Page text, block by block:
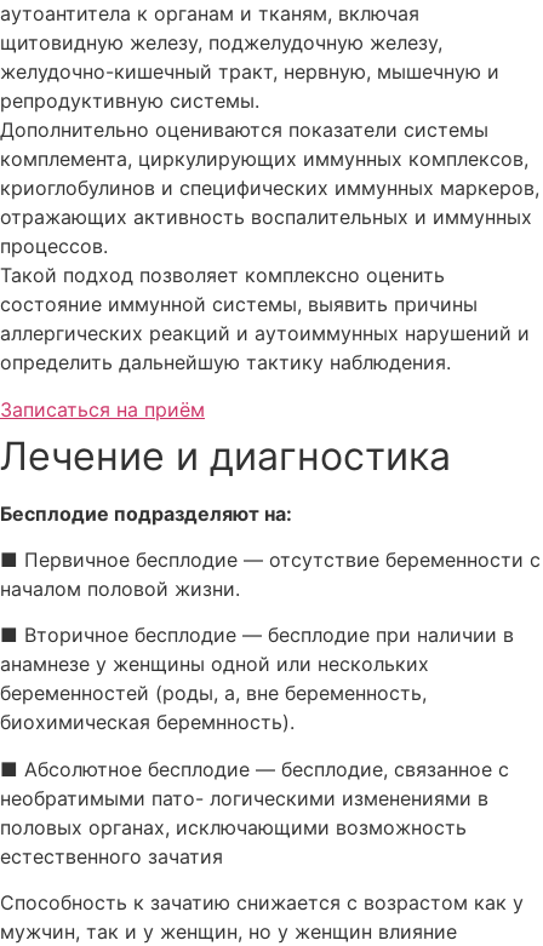
аутоантитела к органам и тканям, включая
щитовидную железу, поджелудочную железу,
желудочно-кишечный тракт, нервную, мышечную и
репродуктивную системы.
Дополнительно оцениваются показатели системы
комплемента, циркулирующих иммунных комплексов,
криоглобулинов и специфических иммунных маркеров,
отражающих активность воспалительных и иммунных
процессов.
Такой подход позволяет комплексно оценить
состояние иммунной системы, выявить причины
аллергических реакций и аутоиммунных нарушений и
определить дальнейшую тактику наблюдения.
Записаться на приём
Лечение и диагностика
Бесплодие подразделяют на:
■ Первичное бесплодие — отсутствие беременности с
началом половой жизни.
■ Вторичное бесплодие — бесплодие при наличии в
анамнезе у женщины одной или нескольких
беременностей (роды, а, вне беременность,
биохимическая беремнность).
■ Абсолютное бесплодие — бесплодие, связанное с
необратимыми пато- логическими изменениями в
половых органах, исключающими возможность
естественного зачатия
Способность к зачатию снижается с возрастом как у
мужчин, так и у женщин, но у женщин влияние